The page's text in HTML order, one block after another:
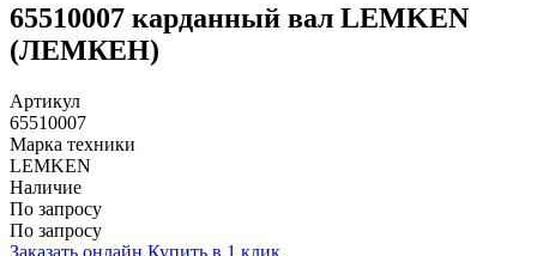
65510007 карданный вал LEMKEN
(ЛЕМКЕН)
Артикул
65510007
Марка техники
LEMKEN
Наличие
По запросу
По запросу
Заказать онлайн Купить в 1 клик